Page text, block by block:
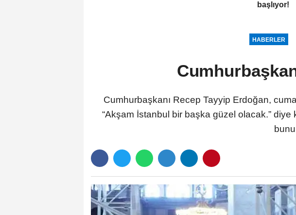
başlıyor!
HABERLER
Cumhurbaşkanı Recep Tayyip Erdoğan,
“Akşam İstanbul bir başka güzel olacak.”